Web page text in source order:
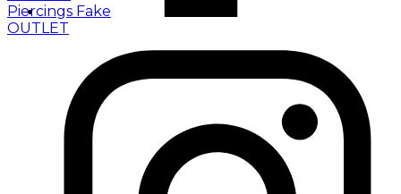
Piercings Fake
OUTLET